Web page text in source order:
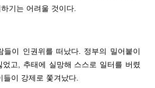
기는 어려울 것이다.
들이 인권위를 떠났다. 정부의 밀어붙이
고, 추태에 실망해 스스로 일터를 버렸
이 강제로 쫓겨났다.